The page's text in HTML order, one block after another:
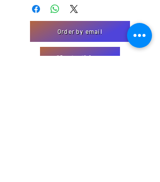
Order by email
"Contact" form